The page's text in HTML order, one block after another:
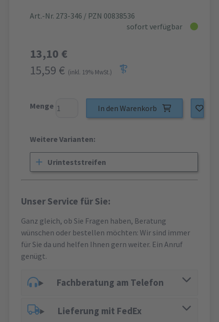
Art.-Nr. 273-346 / PZN 00838536
sofort verfügbar
13,10 €
15,59 € (inkl. 19% MwSt.)
Menge In den Warenkorb
Weitere Varianten:
Urinteststreifen
Unser Service für Sie:
Ganz gleich, ob Sie Fragen haben, Beratung
wünschen oder bestellen möchten: Wir sind immer
für Sie da und helfen Ihnen gern weiter. Ein Anruf
genügt.
Fachberatung am Telefon
Lieferung mit FedEx